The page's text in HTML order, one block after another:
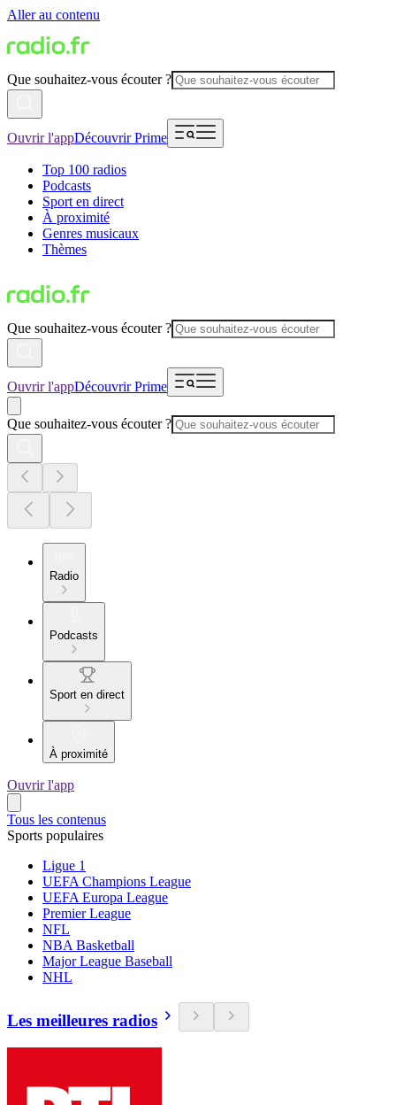
Aller au contenu
Que souhaitez-vous écouter ?
Ouvrir l'appDécouvrir Prime
Top 100 radios
Podcasts
Sport en direct
À proximité
Genres musicaux
Thèmes
Que souhaitez-vous écouter ?
Ouvrir l'appDécouvrir Prime
Que souhaitez-vous écouter ?
Radio
Podcasts
Sport en direct
À proximité
Ouvrir l'app
Tous les contenus
Sports populaires
Ligue 1
UEFA Champions League
UEFA Europa League
Premier League
NFL
NBA Basketball
Major League Baseball
NHL
Les meilleures radios